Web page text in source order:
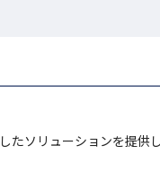
ソリューションを提供し